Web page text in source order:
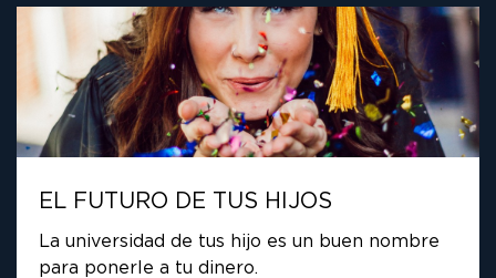
EL FUTURO DE TUS HIJOS
La universidad de tus hijo es un buen nombre
para ponerle a tu dinero.